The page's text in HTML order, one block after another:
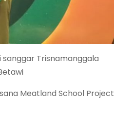
Trisnamanggala
Meatland School Project